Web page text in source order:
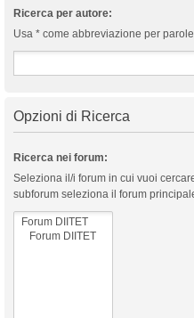
Ricerca per autore:
Usa * come abbreviazione per
Opzioni di Ricerca
Ricerca nei forum:
Seleziona il/i forum in cui vuoi
subforum seleziona il forum